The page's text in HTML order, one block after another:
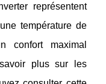
représentent
température de
confort maximal
plus sur les